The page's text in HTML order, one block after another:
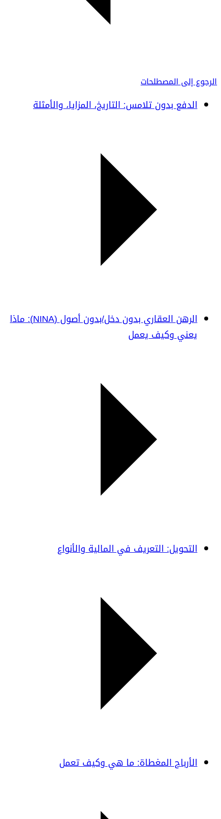
الرجوع إلى المصطلحات
الدفع بدون تلامس: التاريخ، المزايا، والأمثلة
الرهن العقاري بدون دخل/بدون أصول (NINA): ماذا
يعني وكيف يعمل
التحويل: التعريف في المالية والأنواع
الأرباح المغطاة: ما هي وكيف تعمل